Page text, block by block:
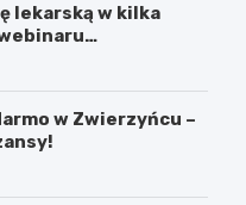
lekarską w kilka
w Zwierzyńcu –